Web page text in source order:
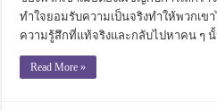
ทำใจยอมรับความเป็นจริงทำให้พวกเข
ความรู้สึกที่แท้จริงและกลับไปหาคน ๆ นั้
Read More »